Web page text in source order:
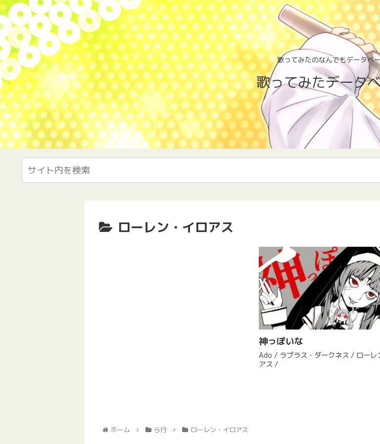
歌ってみたのなんでもデータベ
歌ってみたデータ
ローレン・イロアス
神っぽいな
Ado / ラプラス・ダークネス / ローレ
アス /
ホーム ら行 ローレン・イロアス